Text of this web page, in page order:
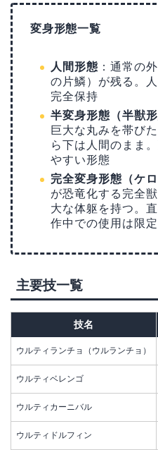
変身形態一覧
人間形態 ：通常の
の片鱗）が残る。
完全保持
半変身形態（半獣形
巨大な丸みを帯び
ら下は人間のまま
やすい形態
完全変身形態（ケ
が恐竜化する完全
大な体躯を持つ。
作中での使用は限
主要技一覧
技名
ウルティランチョ（ウルランチョ）
ウルティベレンゴ
ウルティカーニバル
ウルティドルフィン